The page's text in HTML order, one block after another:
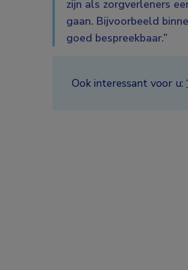
zijn als zorgverleners
gaan. Bijvoorbeeld
goed bespreekbaar.”
Ook interessant voor u: